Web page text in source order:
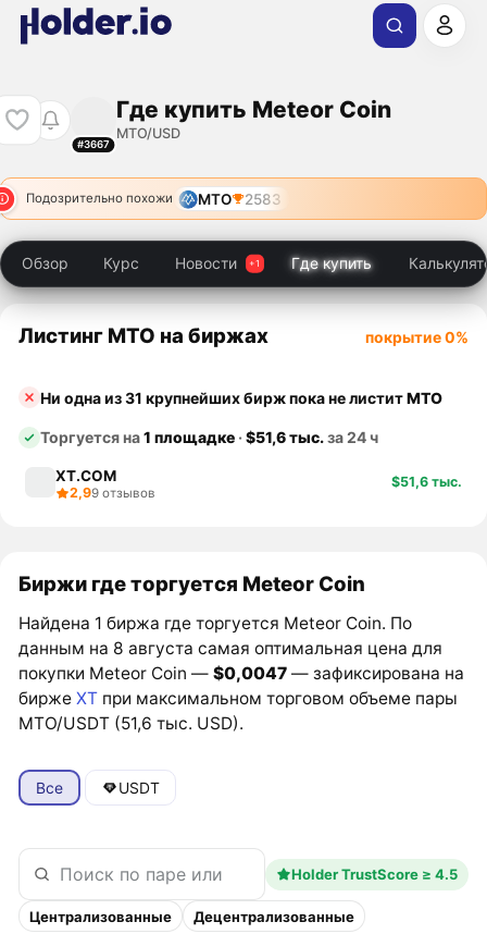
#3667
Где купить Meteor Coin
MTO/USD
Подозрительно похожи MTO 2583
Обзор Курс Новости Где купить
Листинг MTO на биржах покрытие 0%
Ни одна из 31 крупнейших бирж пока не листитMTO
Торгуется на1 площадке ·$51,6 тыс.за 24 ч
XT.COM
2,99 отзывов
$51,6 тыс.
Биржи где торгуется Meteor Coin
Найдена 1 биржа где торгуется Meteor Coin. По
данным на 8 августа самая оптимальная цена для
покупки Meteor Coin —$0,0047 — зафиксирована на
биржеXT при максимальном торговом объеме пары
MTO/USDT (51,6 тыс. USD).
Все USDT
Holder TrustScore ≥ 4.5
Централизованные Децентрализованные